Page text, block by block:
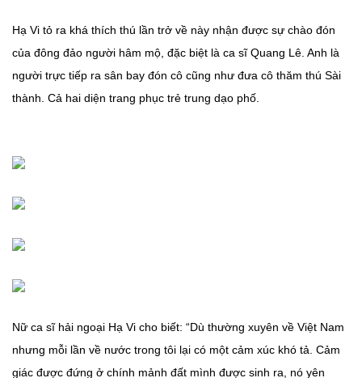
Hạ Vi tỏ ra khá thích thú lần trở về này nhận được sự chào đón
của đông đảo người hâm mộ, đặc biệt là ca sĩ Quang Lê. Anh là
người trực tiếp ra sân bay đón cô cũng như đưa cô thăm thú Sài
thành. Cả hai diện trang phục trẻ trung dạo phố.
Nữ ca sĩ hải ngoại Hạ Vi cho biết: “Dù thường xuyên về Việt Nam
nhưng mỗi lần về nước trong tôi lại có một cảm xúc khó tả. Cảm
giác được đứng ở chính mảnh đất mình được sinh ra, nó yên